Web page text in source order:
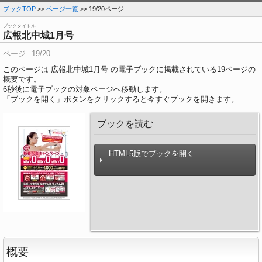
ブックTOP >> ページ一覧 >> 19/20ページ
ブックタイトル
広報北中城1月号
ページ
19/20
このページは 広報北中城1月号 の電子ブックに掲載されている19ページの
概要です。
6秒後に電子ブックの対象ページへ移動します。
「ブックを開く」ボタンをクリックすると今すぐブックを開きます。
ブックを読む
HTML5版でブックを開く
概要